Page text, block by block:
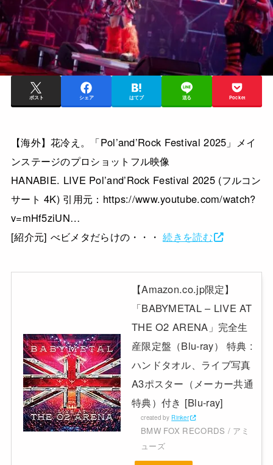
ポスト シェア はてブ 送る Pocket
【海外】花冷え。「Pol’and’Rock Festival 2025」メイ
ンステージのプロショットフル映像
HANABIE. LIVE Pol’and’Rock Festival 2025 (フルコン
サート 4K) 引用元：https://www.youtube.com/watch?
v=mHf5ziUN…
[紹介元] べビメタだらけの・・・続きを読む
【Amazon.co.jp限定】
「BABYMETAL – LIVE AT
THE O2 ARENA」完全生
産限定盤（Blu-ray） 特典 :
ハンドタオル、ライブ写真
A3ポスター（メーカー共通
特典）付き [Blu-ray]
created by Rinker
BMW FOX RECORDS / アミ
ューズ